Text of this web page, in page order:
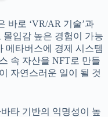
바로 ‘VR/AR 기술’과
몰입감 높은 경험이 가능
메타버스에 경제 시스템
속 자산을 NFT로 만들
자연스러운 일이 될 것
타 기반의 익명성이 높